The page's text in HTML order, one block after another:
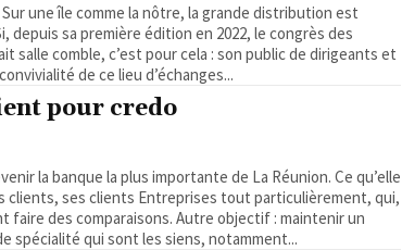
une île comme la nôtre, la grande distribution est
depuis sa première édition en 2022, le congrès des
salle comble, c’est pour cela : son public de dirigeants et
de ce lieu d’échanges...
pour credo
la banque la plus importante de La Réunion. Ce qu’elle
clients, ses clients Entreprises tout particulièrement, qui,
faire des comparaisons. Autre objectif : maintenir un
spécialité qui sont les siens, notamment...